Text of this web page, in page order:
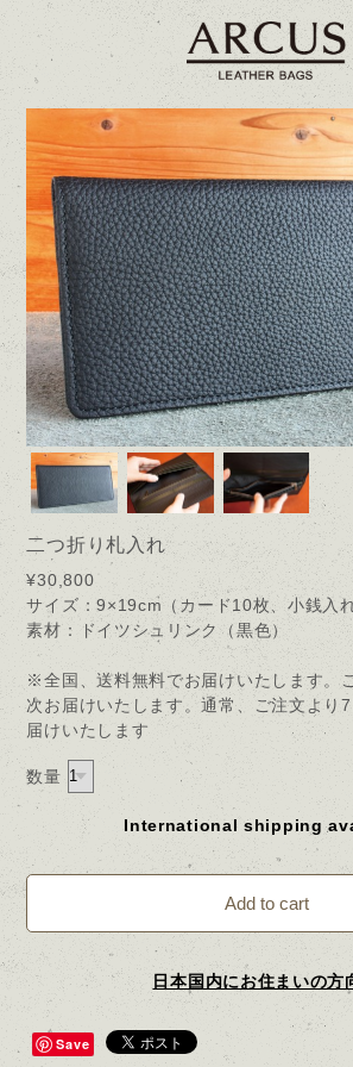
二つ折り札入れ
¥30,800
サイズ：9×19cm（カード10枚、小銭入れ
素材：ドイツシュリンク（黒色）
※全国、送料無料でお届けいたします。
次お届けいたします。通常、ご注文より
届けいたします
数量
International shipping
Add to cart
日本国内にお住まいの方
Save